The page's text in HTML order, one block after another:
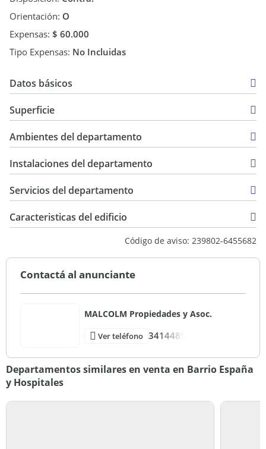
Orientación: O
Expensas: $ 60.000
Tipo Expensas: No Incluidas
Datos básicos
Venta
USD 59.000
Superficie
63 m2
Ambientes del departamento
Instalaciones del departamento
Servicios del departamento
Caracteristicas del edificio
Entre Medianeras
Código de aviso: 239802-6455682
Contactá al anunciante
MALCOLM Propiedades y Asoc.
Ver teléfono 3414485
Departamentos similares en venta en Barrio España
y Hospitales